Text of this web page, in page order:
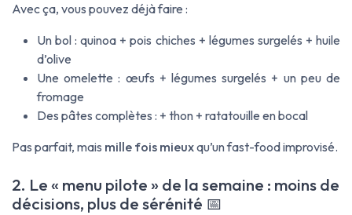
Avec ça, vous pouvez déjà faire :
Un bol : quinoa + pois chiches + légumes surgelés + huile
d’olive
Une omelette : œufs + légumes surgelés + un peu de
fromage
Des pâtes complètes : + thon + ratatouille en bocal
Pas parfait, mais mille fois mieuxqu’un fast-food improvisé.
2. Le « menu pilote » de la semaine : moins de
décisions, plus de sérénité 📅